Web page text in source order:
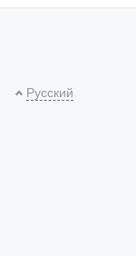
Русский